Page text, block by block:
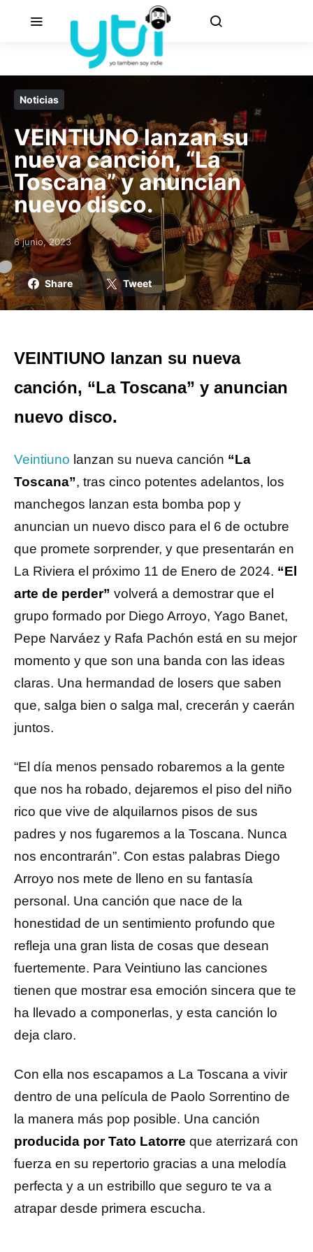
Noticias
VEINTIUNO lanzan su
nueva canción, “La
Toscana” y anuncian
nuevo disco.
Posted on
6 junio, 2023
Share Tweet
VEINTIUNO lanzan su nueva
canción, “La Toscana” y anuncian
nuevo disco.
Veintiuno lanzan su nueva canción “La
Toscana”, tras cinco potentes adelantos, los
manchegos lanzan esta bomba pop y
anuncian un nuevo disco para el 6 de octubre
que promete sorprender, y que presentarán en
La Riviera el próximo 11 de Enero de 2024. “El
arte de perder” volverá a demostrar que el
grupo formado por Diego Arroyo, Yago Banet,
Pepe Narváez y Rafa Pachón está en su mejor
momento y que son una banda con las ideas
claras. Una hermandad de losers que saben
que, salga bien o salga mal, crecerán y caerán
juntos.
“El día menos pensado robaremos a la gente
que nos ha robado, dejaremos el piso del niño
rico que vive de alquilarnos pisos de sus
padres y nos fugaremos a la Toscana. Nunca
nos encontrarán”. Con estas palabras Diego
Arroyo nos mete de lleno en su fantasía
personal. Una canción que nace de la
honestidad de un sentimiento profundo que
refleja una gran lista de cosas que desean
fuertemente. Para Veintiuno las canciones
tienen que mostrar esa emoción sincera que te
ha llevado a componerlas, y esta canción lo
deja claro.
Con ella nos escapamos a La Toscana a vivir
dentro de una película de Paolo Sorrentino de
la manera más pop posible. Una canción
producida por Tato Latorre que aterrizará con
fuerza en su repertorio gracias a una melodía
perfecta y a un estribillo que seguro te va a
atrapar desde primera escucha.